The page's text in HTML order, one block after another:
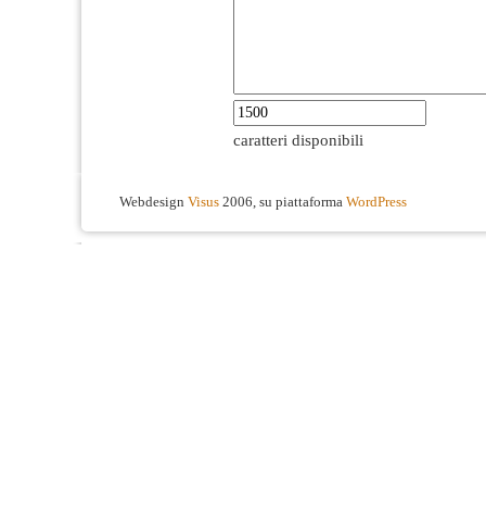
caratteri disponibili
Webdesign Visus 2006, su piattaforma WordPress